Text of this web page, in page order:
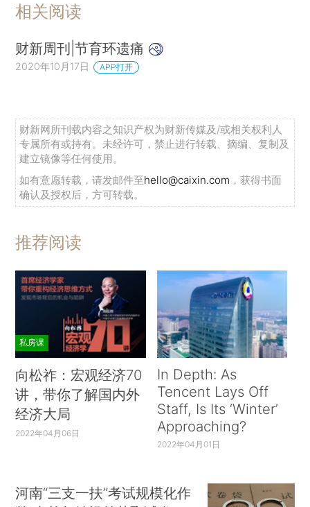
相关阅读
财新周刊|节育环遗痛
2020年10月17日 APP打开
财新网所刊载内容之知识产权为财新传媒及/或相关权利人
专属所有或持有。未经许可，禁止进行转载、摘编、复制及
建立镜像等任何使用。
如有意愿转载，请发邮件至hello@caixin.com ，获得书面
确认及授权后，方可转载。
推荐阅读
私房课
向松祚：宏观经济70
讲，带你了解国内外
经济大局
2022年04月06日
In Depth: As
Tencent Lays Off
Staff, Is Its ‘Winter’
Approaching?
2022年04月01日
河南“三支一扶”考试规模化作